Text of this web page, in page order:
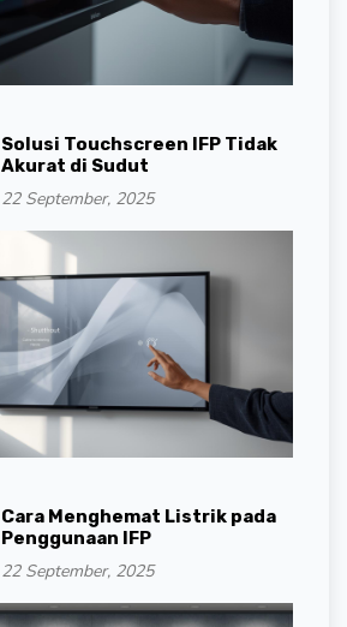
Solusi Touchscreen IFP Tidak
Akurat di Sudut
22 September, 2025
Cara Menghemat Listrik pada
Penggunaan IFP
22 September, 2025